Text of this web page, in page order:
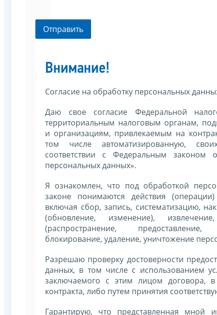
Отправить
Внимание!
Согласие на обработку персональных
Даю свое согласие Федеральной
территориальным налоговым органам,
и организациям, привлекаемым на
том числе автоматизированную,
соответствии с Федеральным
персональных данных».
Я ознакомлен, что под обработкой
законе понимаются действия
включая сбор, запись, систематизацию,
(обновление, изменение),
(распространение,
блокирование, удаление, уничтожение
Разрешаю проверку достоверности
данных, в том числе с использованием
заключаемого с этим лицом договора, в
контракта, либо путем принятия
Гарантирую, что представленная мной